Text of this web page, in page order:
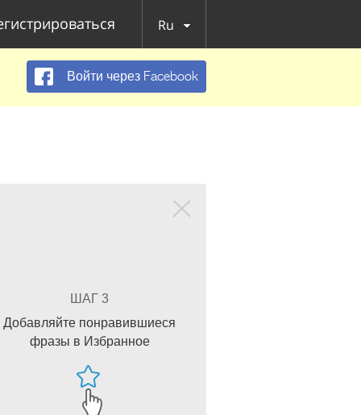
Ru
Войти через Facebook
ШАГ 3
Добавляйте понравившиеся
фразы в Избранное